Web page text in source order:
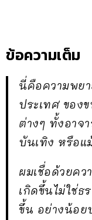
ข้อความเต็ม
นี่คือความพย
ประเทศ ของ
ต่างๆ ทั้งอาจ
บันเทิง หรือแ
ผมเชื่อด้วยค
เกิดขึ้นไม่ใช่ธ
ขึ้น อย่างน้อย